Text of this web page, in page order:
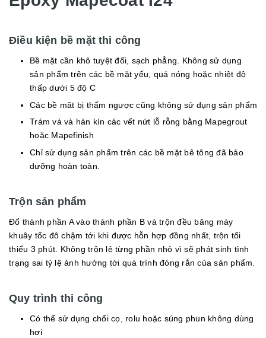
Điều kiện bề mặt thi công
Bề mặt cần khô tuyệt đối, sạch phẳng. Không sử dụng
sản phẩm trên các bề mặt yếu, quá nóng hoặc nhiệt độ
thấp dưới 5 độ C
Các bề măt bị thấm ngược cũng không sử dụng sản phẩm
Trám vá và hàn kín các vết nứt lỗ rỗng bằng Mapegrout
hoặc Mapefinish
Chỉ sử dụng sản phẩm trên các bề mặt bê tông đã bảo
dưỡng hoàn toàn.
Trộn sản phẩm
Đổ thành phần A vào thành phần B và trộn đều băng máy
khuây tốc đô chậm tới khi được hỗn hợp đồng nhất, trộn tối
thiểu 3 phút. Không trộn lẻ từng phần nhỏ vì sẽ phát sinh tình
trạng sai tỷ lệ ảnh hưởng tới quá trình đóng rắn của sản phẩm.
Quy trình thi công
Có thể sử dụng chổi cọ, rolu hoặc súng phun không dùng
hơi